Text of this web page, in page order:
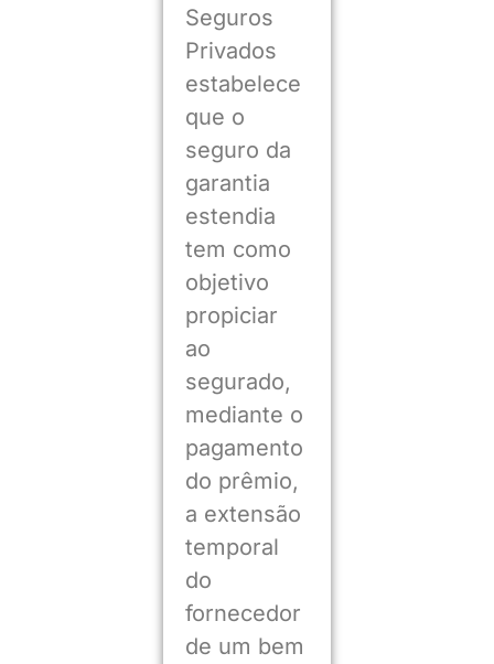
Seguros
Privados
estabelece
que o
seguro da
garantia
estendia
tem como
objetivo
propiciar
ao
segurado,
mediante o
pagamento
do prêmio,
a extensão
temporal
do
fornecedor
de um bem